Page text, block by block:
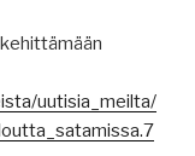
uutisia_meilta/